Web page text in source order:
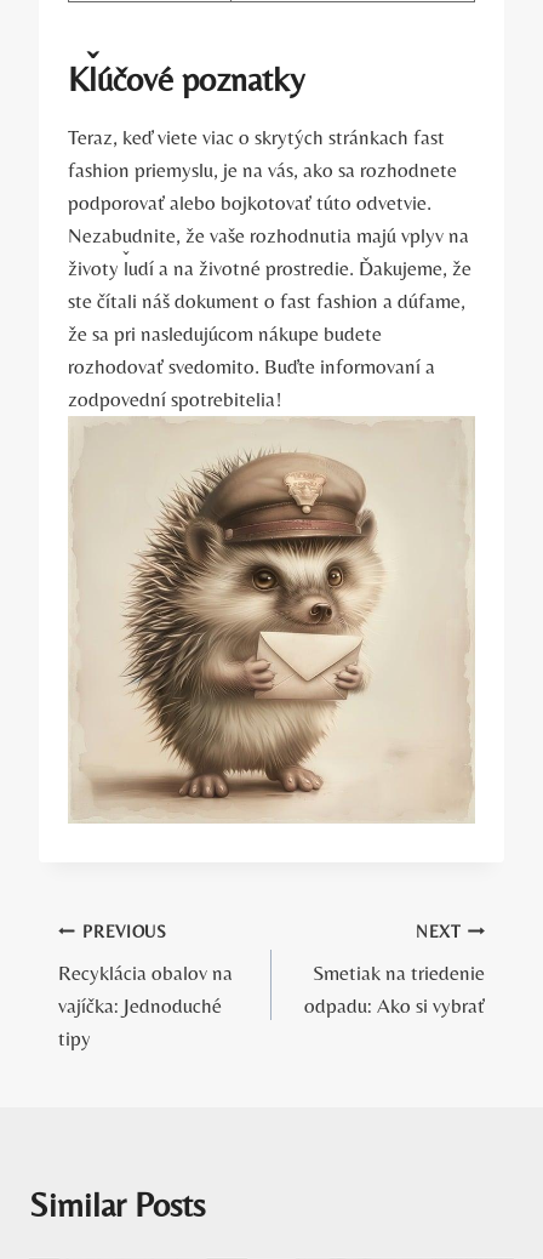
Kľúčové poznatky
Teraz, keď viete viac o skrytých stránkach fast
fashion priemyslu, je na vás, ako sa rozhodnete
podporovať alebo bojkotovať túto odvetvie.
Nezabudnite, že vaše rozhodnutia majú vplyv na
životy ľudí a na životné prostredie. Ďakujeme, že
ste čítali náš dokument o fast fashion a dúfame,
že sa pri nasledujúcom nákupe budete
rozhodovať svedomito. Buďte informovaní a
zodpovední spotrebitelia!
Navigácia
v
článku
PREVIOUS
Recyklácia obalov na
vajíčka: Jednoduché
tipy
NEXT
Smetiak na triedenie
odpadu: Ako si vybrať
Similar Posts